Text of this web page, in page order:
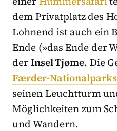
dem Privatplatz des
Lohnend ist auch ein
Ende (»das Ende der
derInsel Tjøme. Die
Færder-Nationalparks
seinen Leuchtturm
Möglichkeiten zum
und Wandern.